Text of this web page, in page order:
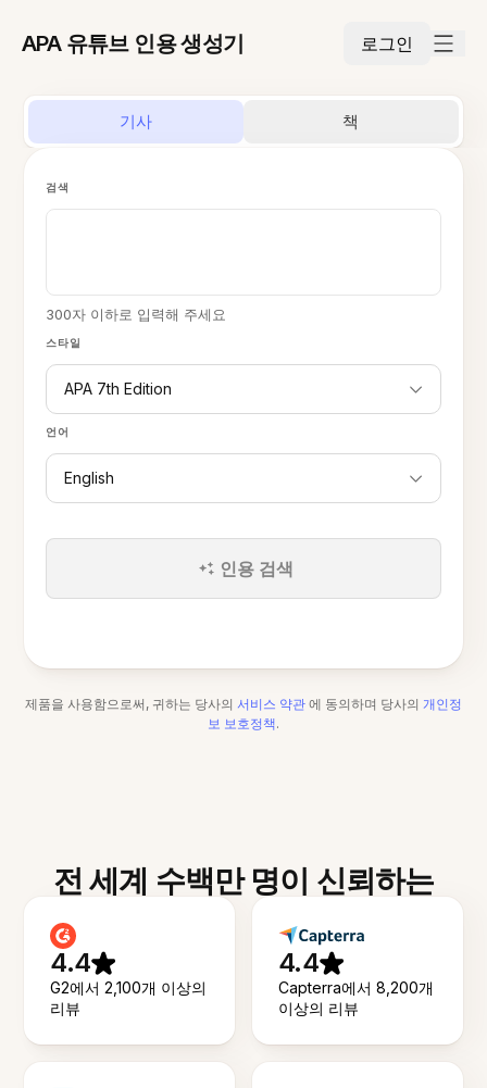
APA 유튜브 인용 생성기 로그인
기사 책
스타일
APA 7th Edition
언어
English
검색
300자 이하로 입력해 주세요
인용 검색
제품을 사용함으로써, 귀하는 당사의 서비스 약관 에 동의하며 당사의 개인정
보 보호정책.
전 세계 수백만 명이 신뢰하는
4.4
G2에서 2,100개 이상의
리뷰
4.4
Capterra에서 8,200개
이상의 리뷰